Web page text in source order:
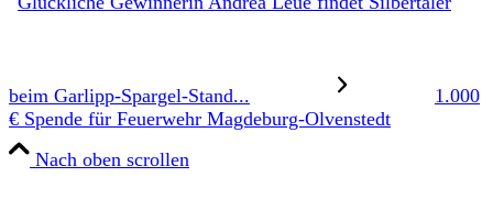
beim Garlipp-Spargel-Stand...
1.000
€ Spende für Feuerwehr Magdeburg-Olvenstedt
Nach oben scrollen